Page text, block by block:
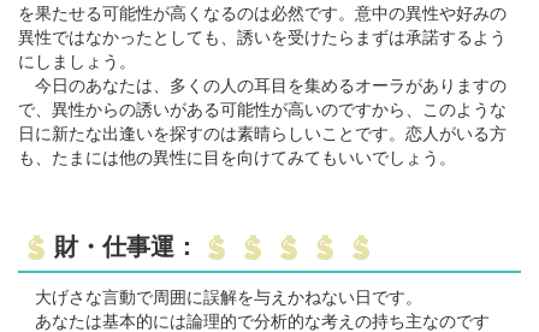
を果たせる可能性が高くなるのは必然です。意中の異性や好みの
異性ではなかったとしても、誘いを受けたらまずは承諾するよう
にしましょう。
今日のあなたは、多くの人の耳目を集めるオーラがありますの
で、異性からの誘いがある可能性が高いのですから、このような
日に新たな出逢いを探すのは素晴らしいことです。恋人がいる方
も、たまには他の異性に目を向けてみてもいいでしょう。
財・仕事運：
大げさな言動で周囲に誤解を与えかねない日です。
あなたは基本的には論理的で分析的な考えの持ち主なのです